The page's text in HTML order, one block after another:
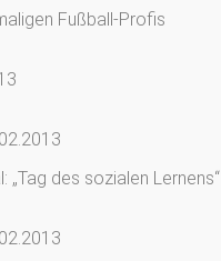
Fußball-Profis
„Tag des sozialen Lernens“